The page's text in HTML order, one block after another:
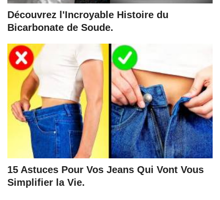
Découvrez l'Incroyable Histoire du
Bicarbonate de Soude.
15 Astuces Pour Vos Jeans Qui Vont Vous
Simplifier la Vie.